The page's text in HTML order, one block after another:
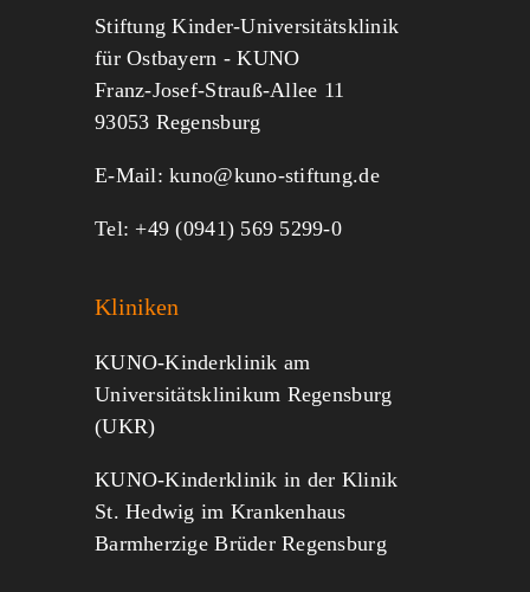
Jeder kann helfen.
MITMACHEN SPENDEN
Stiftung Kinder-Universitätsklinik
für Ostbayern - KUNO
Franz-Josef-Strauß-Allee 11
93053 Regensburg
E-Mail:kuno@kuno-stiftung.de
Tel: +49 (0941) 569 5299-0
Kliniken
KUNO-Kinderklinik am
Universitätsklinikum Regensburg
(UKR)
KUNO-Kinderklinik in der Klinik
St. Hedwig im Krankenhaus
Barmherzige Brüder Regensburg